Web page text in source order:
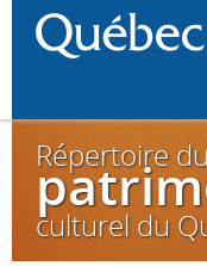
Répertoire
culturel du